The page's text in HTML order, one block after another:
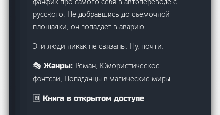
фанфик про самого себя в автопереводе с
русского. Не добравшись до съемочной
площадки, он попадает в аварию.
Эти люди никак не связаны. Ну, почти.
🎭 Жанры: Роман, Юмористическое
фэнтези, Попаданцы в магические миры
🆓 Книга в открытом доступе